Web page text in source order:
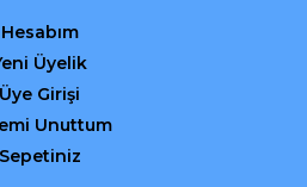
Hesabım
Üyelik
Üye Girişi
Unuttum
Sepetiniz